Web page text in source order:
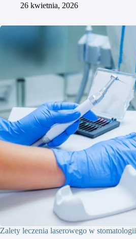
26 kwietnia, 2026
Zalety leczenia laserowego w stomatologii